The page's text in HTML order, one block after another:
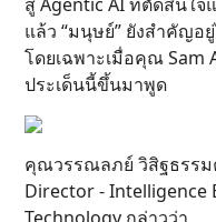
แล้ว “มนุษย์” ยังสำคัญอ
โดยเฉพาะเมื่อคุณ Sam
ประเด็นนี้ขึ้นมาพูด
คุณวรรณลภย์ วิสิฐธรร
Director - Intelligence